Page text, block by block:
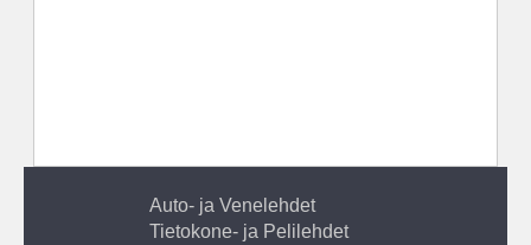
Auto- ja Venelehdet
Tietokone- ja Pelilehdet